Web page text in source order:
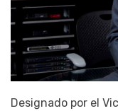
Designado por el